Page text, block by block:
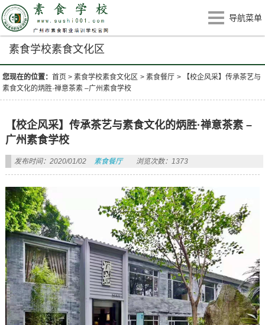
导航菜单
素食学校素食文化区
您现在的位置：首页 >素食学校素食文化区 >素食餐厅 >
【校企风采】传承茶艺与
素食文化的炳胜·禅意茶素 –广州素食学校
【校企风采】传承茶艺与素食文化的炳胜·禅意茶素 –
广州素食学校
发布时间：2020/01/02 素食餐厅 浏览次数：1373